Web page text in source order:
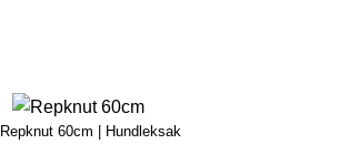
kan
väljas
Repknut 60cm | Hundleksak